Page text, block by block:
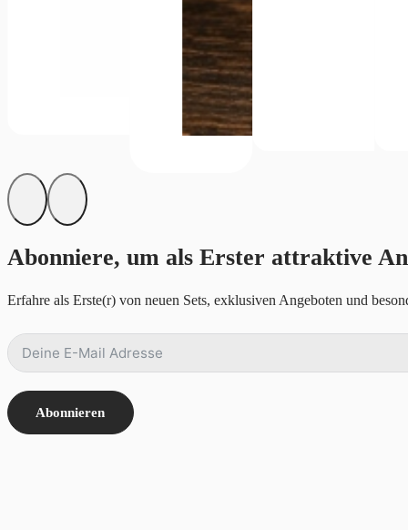
Abonniere, um als Erster attraktive
Erfahre als Erste(r) von neuen Sets, exklusiven Angeboten und
Abonnieren